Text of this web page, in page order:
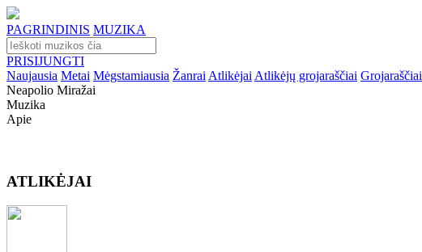
PAGRINDINIS MUZIKA
PRISIJUNGTI
Naujausia Metai Mėgstamiausia Žanrai Atlikėjai Atlikėjų grojaraščiai Grojaraščiai
Neapolio Miražai
Muzika
Apie
ATLIKĖJAI